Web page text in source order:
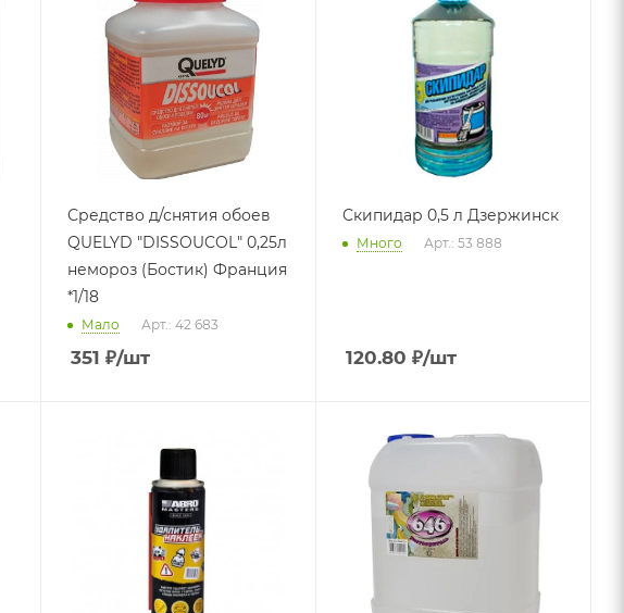
Средство д/снятия обоев
QUELYD "DISSOUCOL" 0,25л
немороз (Бостик) Франция
*1/18
Мало Арт.: 42 683
351 ₽/шт
Скипидар 0,5 л Дзержинск
Много Арт.: 53 888
120.80 ₽/шт